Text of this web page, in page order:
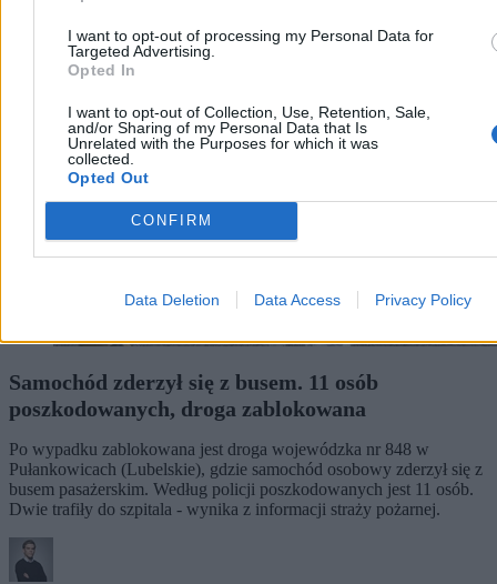
I want to opt-out of processing my Personal Data for
Targeted Advertising.
Opted In
I want to opt-out of Collection, Use, Retention, Sale,
and/or Sharing of my Personal Data that Is
Unrelated with the Purposes for which it was
collected.
Opted Out
CONFIRM
Data Deletion Data Access Privacy Policy
Kraj
Samochód zderzył się z busem. 11 osób
poszkodowanych, droga zablokowana
Po wypadku zablokowana jest droga wojewódzka nr 848 w
Pułankowicach (Lubelskie), gdzie samochód osobowy zderzył się z
busem pasażerskim. Według policji poszkodowanych jest 11 osób.
Dwie trafiły do szpitala - wynika z informacji straży pożarnej.